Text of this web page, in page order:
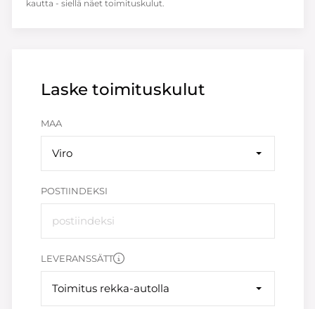
Laske toimituskulut
MAA
Viro
POSTIINDEKSI
LEVERANSSÄTT
Toimitus rekka-autolla
kautta - siellä näet toimituskulut.